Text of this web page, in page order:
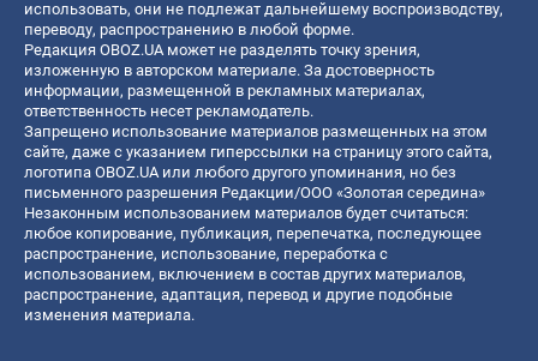
использовать, они не подлежат дальнейшему воспроизводству,
переводу, распространению в любой форме.
Редакция OBOZ.UA может не разделять точку зрения,
изложенную в авторском материале. За достоверность
информации, размещенной в рекламных материалах,
ответственность несет рекламодатель.
Запрещено использование материалов размещенных на этом
сайте, даже с указанием гиперссылки на страницу этого сайта,
логотипа OBOZ.UA или любого другого упоминания, но без
письменного разрешения Редакции/ООО «Золотая середина»
Незаконным использованием материалов будет считаться:
любое копирование, публикация, перепечатка, последующее
распространение, использование, переработка с
использованием, включением в состав других материалов,
распространение, адаптация, перевод и другие подобные
изменения материала.